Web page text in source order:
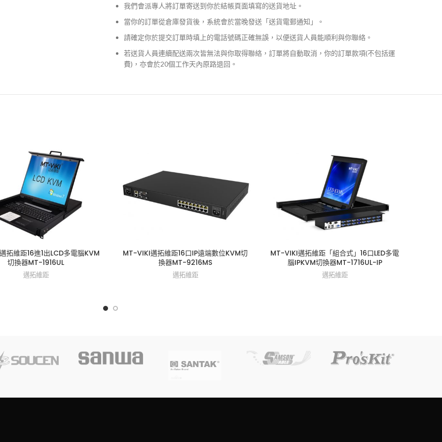
我們會派專人將訂單寄送到你於結帳頁面填寫的送貨地址。
當你的訂單從倉庫發貨後，系統會於當晚發送「送貨電郵通知」。
請確定你於提交訂單時填上的電話號碼正確無誤，以便送貨人員能順利與你聯絡。
若送貨人員連續配送兩次皆無法與你取得聯絡，訂單將自動取消，你的訂單款項(不包括運
費)，亦會於20個工作天內原路退回。
拓維距16進1出LCD多電腦KVM
切換器MT-1916UL
邁拓維距
MT-VIKI邁拓維距16口IP遠端數位KVM切
換器MT-9216MS
邁拓維距
MT-VIKI邁拓維距「組合式」16口LED多電
腦IPKVM切換器MT-1716UL-IP
邁拓維距